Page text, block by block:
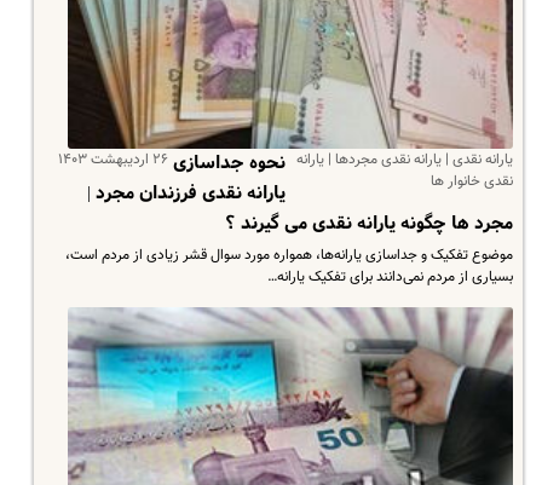
یارانه نقدی | یارانه نقدی مجردها | یارانه
نقدی خانوار ها
۲۶ اردیبهشت ۱۴۰۳ نحوه جداسازی
یارانه نقدی فرزندان مجرد |
مجرد ها چگونه یارانه نقدی می گیرند ؟
موضوع تفکیک و جداسازی یارانه‌ها، همواره مورد سوال قشر زیادی از مردم است،
بسیاری از مردم نمی‌دانند برای تفکیک یارانه…